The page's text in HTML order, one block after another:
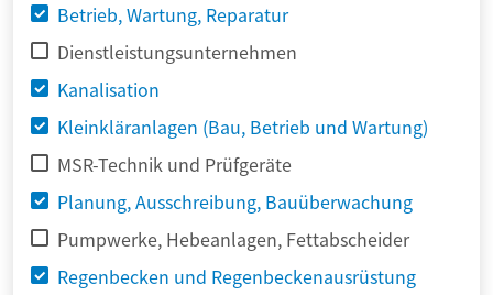
Betrieb, Wartung, Reparatur
Dienstleistungsunternehmen
Kanalisation
Kleinkläranlagen (Bau, Betrieb und Wartung)
MSR-Technik und Prüfgeräte
Planung, Ausschreibung, Bauüberwachung
Pumpwerke, Hebeanlagen, Fettabscheider
Regenbecken und Regenbeckenausrüstung